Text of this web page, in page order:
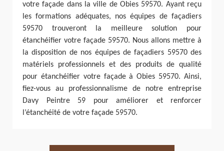
votre façade dans la ville de Obies 59570. Ayant reçu
les formations adéquates, nos équipes de façadiers
59570 trouveront la meilleure solution pour
étanchéifier votre façade 59570. Nous allons mettre à
la disposition de nos équipes de façadiers 59570 des
matériels professionnels et des produits de qualité
pour étanchéifier votre façade à Obies 59570. Ainsi,
fiez-vous au professionnalisme de notre entreprise
Davy Peintre 59 pour améliorer et renforcer
l’étanchéité de votre façade 59570.